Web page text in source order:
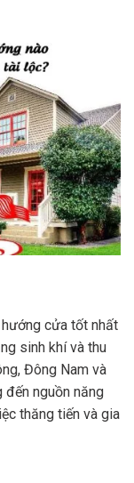
cửa tốt nhất
sinh khí và thu
Đông Nam và
đến nguồn năng
thăng tiến và gia